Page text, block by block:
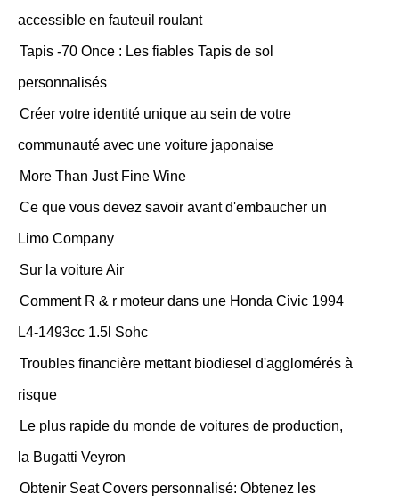
accessible en fauteuil roulant
Tapis -70 Once : Les fiables Tapis de sol
personnalisés
Créer votre identité unique au sein de votre
communauté avec une voiture japonaise
More Than Just Fine Wine
Ce que vous devez savoir avant d'embaucher un
Limo Company
Sur la voiture Air
Comment R & r moteur dans une Honda Civic 1994
L4-1493cc 1.5l Sohc
Troubles financière mettant biodiesel d'agglomérés à
risque
Le plus rapide du monde de voitures de production,
la Bugatti Veyron
Obtenir Seat Covers personnalisé: Obtenez les